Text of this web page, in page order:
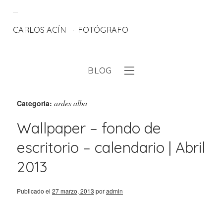
CARLOS ACÍN FOTÓGRAFO
BLOG
Categoría: ardes alba
Wallpaper – fondo de
escritorio – calendario | Abril
2013
Publicado el 27 marzo, 2013 poradmin